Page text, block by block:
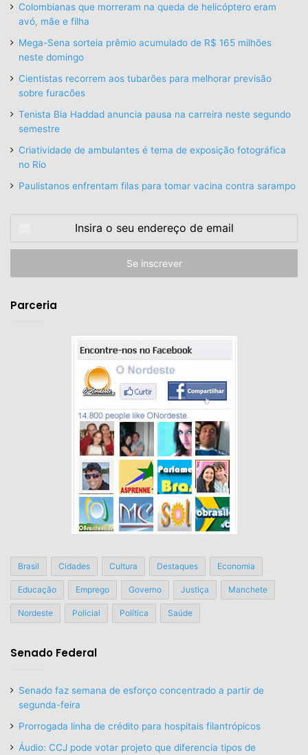
Colombianas que morreram na queda de helicóptero eram
avó, mãe e filha
Mega-Sena sorteia prêmio acumulado de R$ 165 milhões
neste domingo
Cientistas recorrem aos tubarões para melhorar previsão
sobre furacões
Tenista Bia Haddad anuncia pausa na carreira neste segundo
semestre
Criatividade de ambulantes é tema de exposição fotográfica
no Rio
Paulistanos enfrentam filas para tomar vacina contra sarampo
seu
de
Parceria
Brasil Cidades Cultura Destaques Economia
Educação Emprego Governo Justiça Manchete
Nordeste Policial Política Saúde
Senado Federal
Senado faz semana de esforço concentrado a partir de
segunda-feira
Prorrogada linha de crédito para hospitais filantrópicos
Áudio: CCJ pode votar projeto que diferencia tipos de